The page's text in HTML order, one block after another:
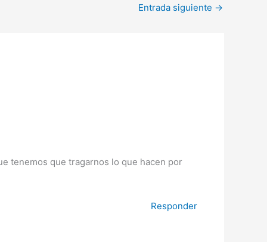
Entrada siguiente →
tenemos que tragarnos lo que hacen por
Responder